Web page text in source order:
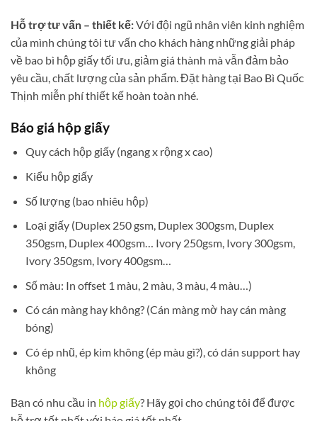
Hỗ trợ tư vấn – thiết kế:Với đội ngũ nhân viên kinh nghiệm
của mình chúng tôi tư vấn cho khách hàng những giải pháp
về bao bì hộp giấy tối ưu, giảm giá thành mà vẫn đảm bảo
yêu cầu, chất lượng của sản phẩm. Đặt hàng tại Bao Bì Quốc
Thịnh miễn phí thiết kế hoàn toàn nhé.
Báo giá hộp giấy
Quy cách hộp giấy (ngang x rộng x cao)
Kiểu hộp giấy
Số lượng (bao nhiêu hộp)
Loại giấy (Duplex 250 gsm, Duplex 300gsm, Duplex
350gsm, Duplex 400gsm… Ivory 250gsm, Ivory 300gsm,
Ivory 350gsm, Ivory 400gsm…
Số màu: In offset 1 màu, 2 màu, 3 màu, 4 màu…)
Có cán màng hay không? (Cán màng mờ hay cán màng
bóng)
Có ép nhũ, ép kim không (ép màu gì?), có dán support hay
không
Bạn có nhu cầu in hộp giấy? Hãy gọi cho chúng tôi để được